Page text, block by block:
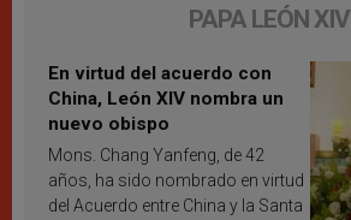
PAPA LEÓN XIV
En virtud del acuerdo con
China, León XIV nombra un
nuevo obispo
Mons. Chang Yanfeng, de 42
años, ha sido nombrado en virtud
del Acuerdo entre China y la Santa